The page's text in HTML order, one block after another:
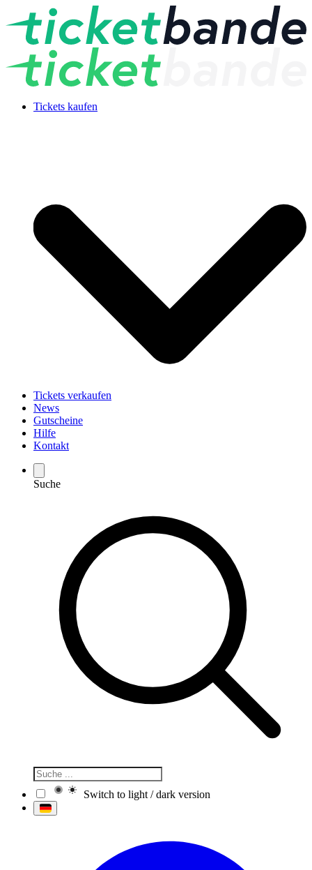
Tickets kaufen
Tickets verkaufen
News
Gutscheine
Hilfe
Kontakt
Suche
Switch to light / dark version